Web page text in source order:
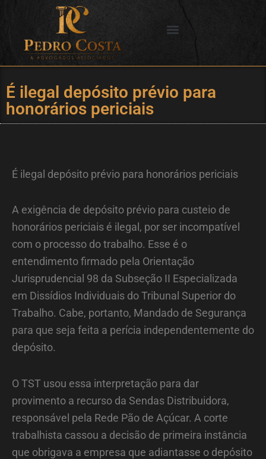
conteúdo
É ilegal depósito prévio para
honorários periciais
É ilegal depósito prévio para honorários periciais
A exigência de depósito prévio para custeio de
honorários periciais é ilegal, por ser incompatível
com o processo do trabalho. Esse é o
entendimento firmado pela Orientação
Jurisprudencial 98 da Subseção II Especializada
em Dissídios Individuais do Tribunal Superior do
Trabalho. Cabe, portanto, Mandado de Segurança
para que seja feita a perícia independentemente do
depósito.
O TST usou essa interpretação para dar
provimento a recurso da Sendas Distribuidora,
responsável pela Rede Pão de Açúcar. A corte
trabalhista cassou a decisão de primeira instância
que obrigava a empresa que adiantasse o depósito